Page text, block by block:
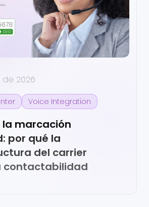
2026
Voice Integration
la marcación
por qué la
del carrier
contactabilidad